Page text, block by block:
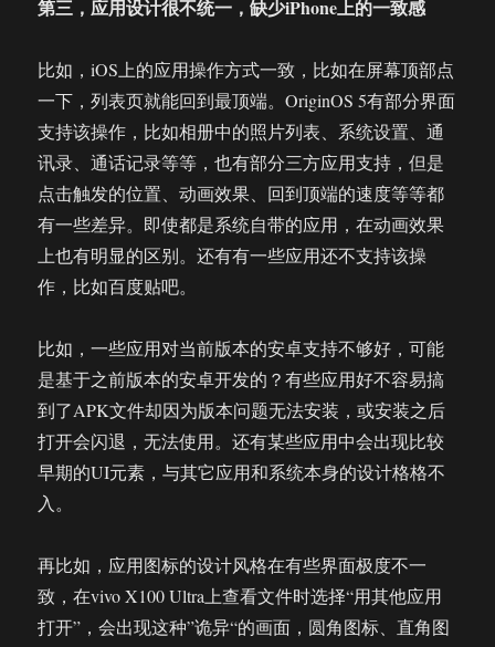
第三，应用设计很不统一，缺少iPhone上的一致感
比如，iOS上的应用操作方式一致，比如在屏幕顶部点
一下，列表页就能回到最顶端。OriginOS 5有部分界面
支持该操作，比如相册中的照片列表、系统设置、通
讯录、通话记录等等，也有部分三方应用支持，但是
点击触发的位置、动画效果、回到顶端的速度等等都
有一些差异。即使都是系统自带的应用，在动画效果
上也有明显的区别。还有有一些应用还不支持该操
作，比如百度贴吧。
比如，一些应用对当前版本的安卓支持不够好，可能
是基于之前版本的安卓开发的？有些应用好不容易搞
到了APK文件却因为版本问题无法安装，或安装之后
打开会闪退，无法使用。还有某些应用中会出现比较
早期的UI元素，与其它应用和系统本身的设计格格不
入。
再比如，应用图标的设计风格在有些界面极度不一
致，在vivo X100 Ultra上查看文件时选择“用其他应用
打开”，会出现这种”诡异“的画面，圆角图标、直角图